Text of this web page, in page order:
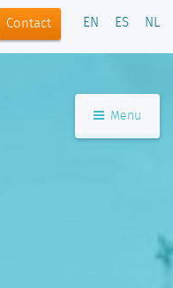
Contact EN ES NL
Menu